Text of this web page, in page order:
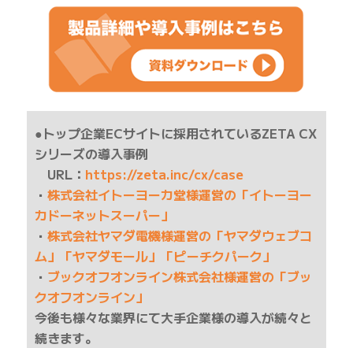
●トップ企業ECサイトに採用されているZETA CX
シリーズの導入事例
URL： https://zeta.inc/cx/case
・ 株式会社イトーヨーカ堂様運営の「イトーヨー
カドーネットスーパー」
・ 株式会社ヤマダ電機様運営の「ヤマダウェブコ
ム」「ヤマダモール」「ピーチクパーク」
・ ブックオフオンライン株式会社様運営の「ブッ
クオフオンライン」
今後も様々な業界にて大手企業様の導入が続々と
続きます。